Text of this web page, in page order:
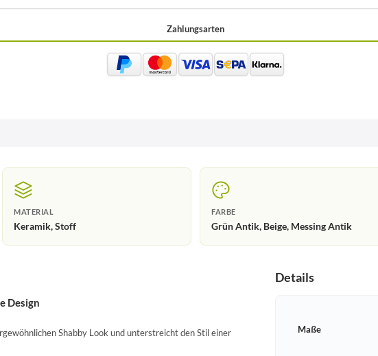
Zahlungsarten
MATERIAL
Keramik, Stoff
FARBE
Grün Antik, Beige, Messing Antik
Design
Shabby Look und unterstreicht den Stil einer
Details
Maße